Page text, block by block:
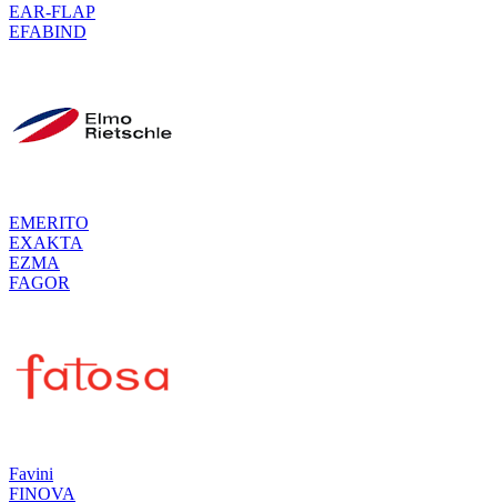
EAR-FLAP
EFABIND
EMERITO
EXAKTA
EZMA
FAGOR
Favini
FINOVA